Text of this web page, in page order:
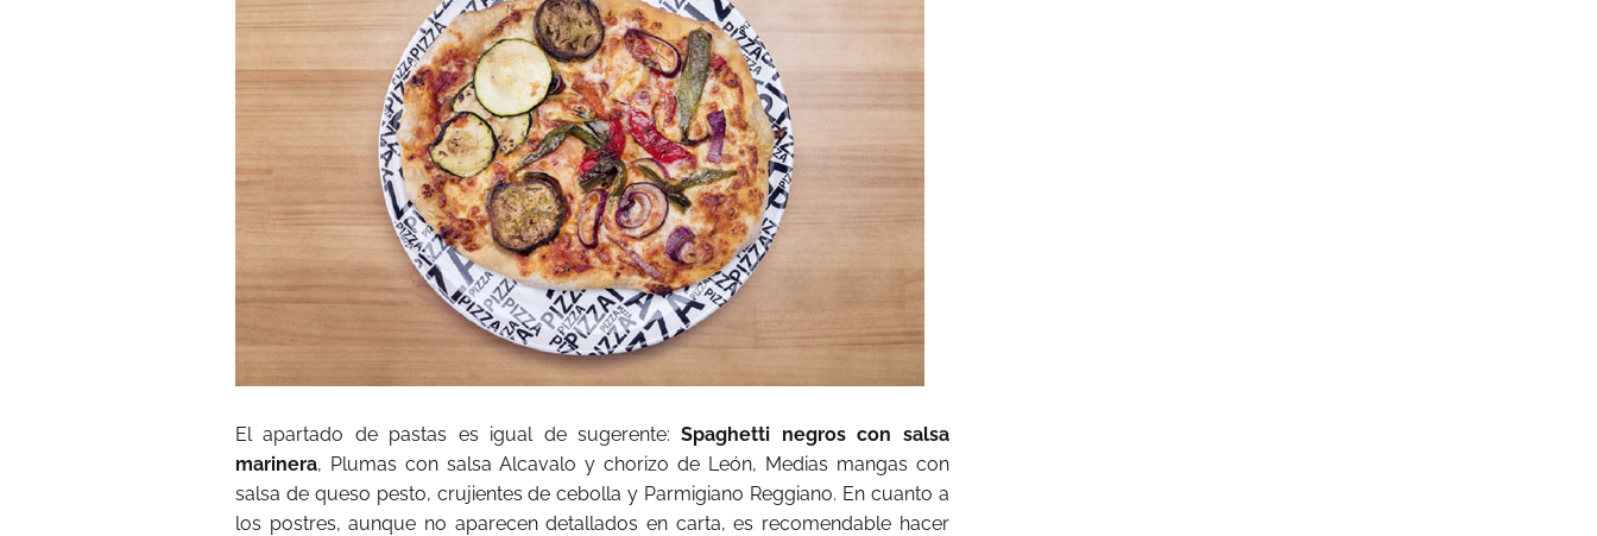
El apartado de pastas es igual de sugerente:Spaghetti negros con salsa
marinera, Plumas con salsa Alcavalo y chorizo de León, Medias mangas con
salsa de queso pesto, crujientes de cebolla y Parmigiano Reggiano. En cuanto a
los postres, aunque no aparecen detallados en carta, es recomendable hacer